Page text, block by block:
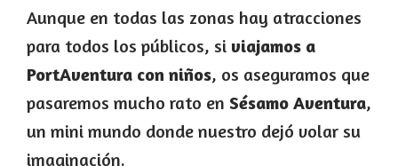
Aunque en todas las zonas hay atracciones
para todos los públicos, si viajamos a
PortAventura con niños, os aseguramos que
pasaremos mucho rato en Sésamo Aventura,
un mini mundo donde nuestro dejó volar su
imaginación.